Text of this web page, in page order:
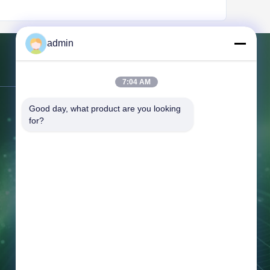
Adresse: 366 Jingang Shan Straße,
admin
7:04 AM
Good day, what product are you looking
for?